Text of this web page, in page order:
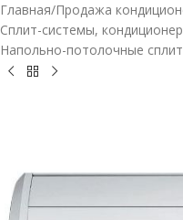
Главная/Продажа
Сплит-системы,
Напольно-потолочные